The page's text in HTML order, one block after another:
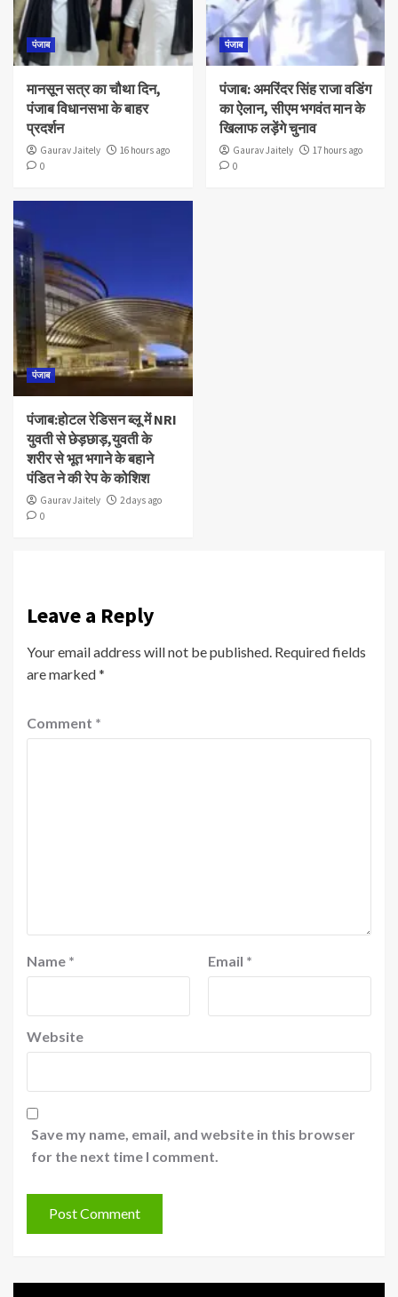
पंजाब
मानसून सत्र का चौथा दिन,
पंजाब विधानसभा के बाहर
प्रदर्शन
Gaurav Jaitely
16 hours ago
0
पंजाब
पंजाब: अमरिंदर सिंह राजा वडिंग
का ऐलान, सीएम भगवंत मान के
खिलाफ लड़ेंगे चुनाव
Gaurav Jaitely
17 hours ago
0
पंजाब
पंजाब:होटल रेडिसन ब्लू में NRI
युवती से छेड़छाड़,युवती के
शरीर से भूत भगाने के बहाने
पंडित ने की रेप के कोशिश
Gaurav Jaitely
2 days ago
0
Leave a Reply
Your email address will not be published. Required fields
are marked*
Comment *
Name * Email *
Website
Save my name, email, and website in this browser
for the next time I comment.